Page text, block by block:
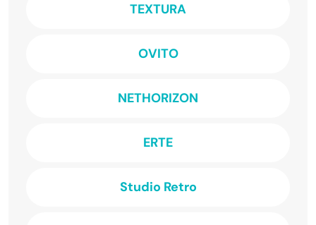
TEXTURA
OVITO
NETHORIZON
ERTE
Studio Retro